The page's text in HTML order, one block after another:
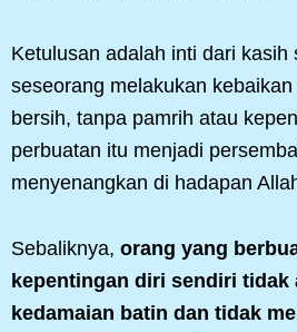
Ketulusan adalah inti dari kasih
seseorang melakukan
bersih, tanpa pamrih atau
perbuatan itu menjadi
menyenangkan di hadapan
Sebaliknya, orang yang
kepentingan diri sendiri tidak
kedamaian batin dan tidak